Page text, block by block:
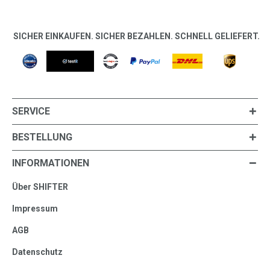
SICHER EINKAUFEN. SICHER BEZAHLEN. SCHNELL GELIEFERT.
SERVICE
BESTELLUNG
INFORMATIONEN
Über SHIFTER
Impressum
AGB
Datenschutz